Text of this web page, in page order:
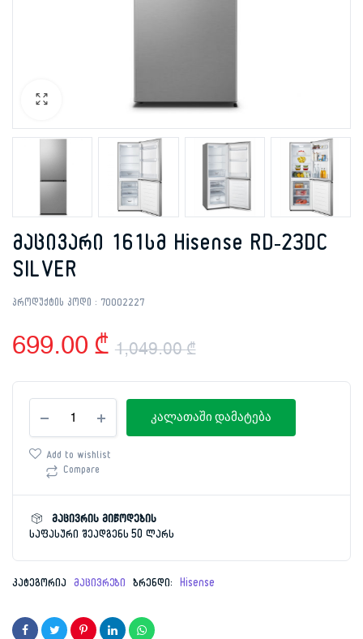
მაცივარი 161სმ Hisense RD-23DC
SILVER
პროდუქტის კოდი : 70002227
1,049.00₾
Original
price
1,049.00 ₾.
699.00 ₾
Current
price
699.00 ₾.
161სმ
Hisense
RD-
23DC
რაოდენობა
კალათაში დამატება
Add to wishlist
Compare
მაცივრის მიწოდების
საფასური შეადგენს 50 ლარს
კატეგორია მაცივრები ბრენდი: Hisense